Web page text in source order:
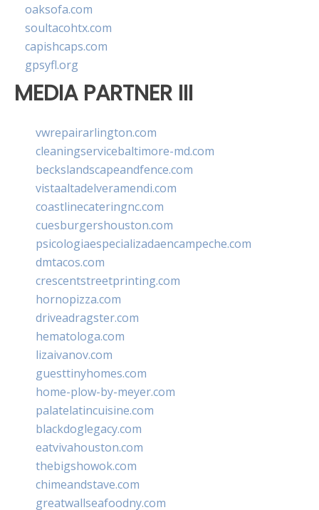
oaksofa.com
soultacohtx.com
capishcaps.com
gpsyfl.org
MEDIA PARTNER III
vwrepairarlington.com
cleaningservicebaltimore-md.com
beckslandscapeandfence.com
vistaaltadelveramendi.com
coastlinecateringnc.com
cuesburgershouston.com
psicologiaespecializadaencampeche.com
dmtacos.com
crescentstreetprinting.com
hornopizza.com
driveadragster.com
hematologa.com
lizaivanov.com
guesttinyhomes.com
home-plow-by-meyer.com
palatelatincuisine.com
blackdoglegacy.com
eatvivahouston.com
thebigshowok.com
chimeandstave.com
greatwallseafoodny.com